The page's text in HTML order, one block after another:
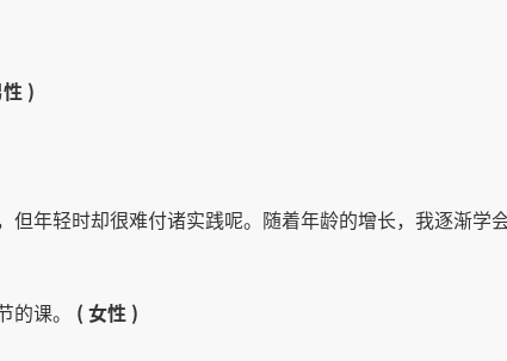
)
但年轻时却很难付诸实践呢。随着年龄的增长，我逐渐
课。 ( 女性 )